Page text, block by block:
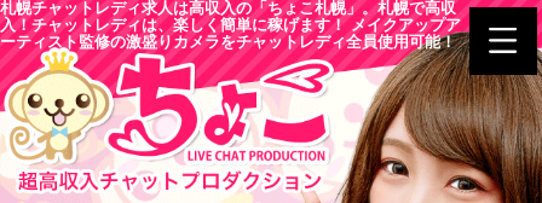
札幌チャットレディ求人は高収入の「ちょこ札幌」。札幌で高収
入！チャットレディは、楽しく簡単に稼げます！ メイクアップア
ーティスト監修の激盛りカメラをチャットレディ全員使用可能！